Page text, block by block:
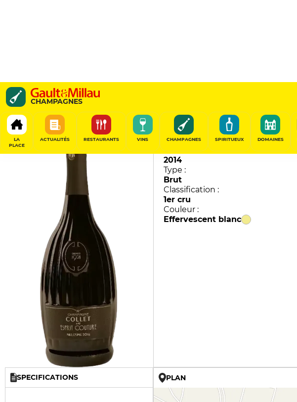
CHAMPAGNES
LA
PLACE
ACTUALITÉS RESTAURANTS VINS CHAMPAGNES SPIRITUEUX DOMAINES
Esprit Couture
Collet
88/100
Champagne
Millésime :
2014
Type :
Brut
Classification :
1er cru
Couleur :
Effervescent blanc
SPECIFICATIONS PLAN